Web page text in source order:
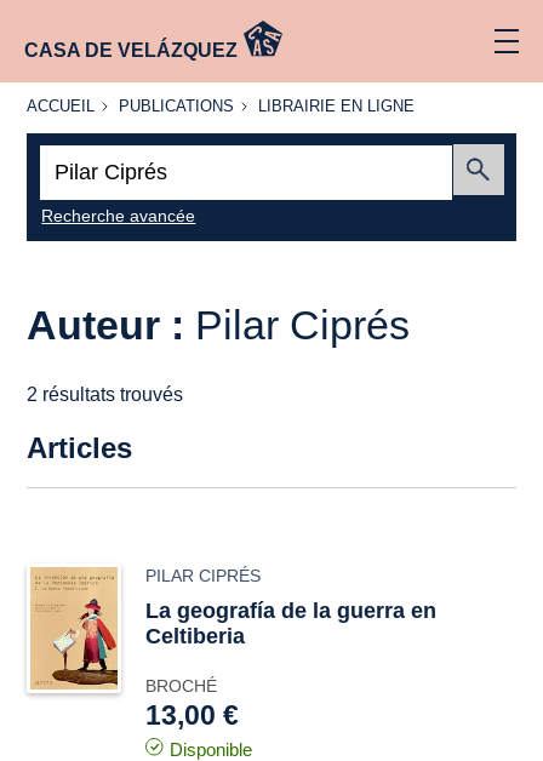
CASA DE VELÁZQUEZ
ACCUEIL
ACCUEIL PUBLICATIONS
PUBLICATIONS
LIBRAIRIE
LIBRAIRIE EN LIGNE
Recherche avancée
Auteur : Pilar Ciprés
2 résultats trouvés
Articles
PILAR CIPRÉS
La geografía de la guerra en
Celtiberia
BROCHÉ
13,00 €
Disponible